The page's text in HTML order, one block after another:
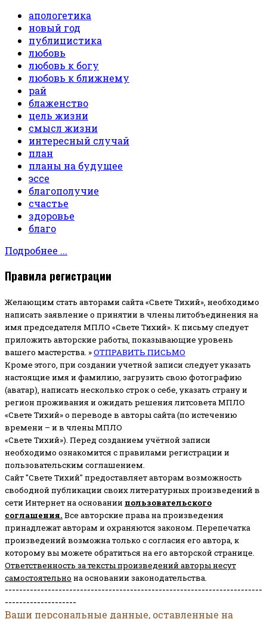
апологетика
новый год
публицистика
любовь
любовь к богу
любовь к ближнему
рай
блаженство
цель жизни
смысл жизни
интересный случай
план
планы на будущее
эссе
благополучие
счастье
здоровье
благо
Подробнее ...
Правила регистрации
Желающим стать авторами сайта «Свете Тихий», необходимо
написать заявление о принятии в члены литобъединения на
имя председателя МПЛО «Свете Тихий». К письму следует
приложить авторские работы, показывающие уровень
вашего мастерства. »ОТПРАВИТЬ ПИСЬМО
Кроме этого, при создании учетной записи следует указать
настоящие имя и фамилию, загрузить свою фотографию
(аватар), написать несколько строк о себе, указать страну и
регион проживания и ожидать решения литсовета МПЛО
«Свете Тихий» о переводе в авторы сайта (по истечению
времени – и в члены МПЛО
«Свете Тихий»). Перед созданием учётной записи
необходимо ознакомится с правилами регистрации и
пользовательским соглашением.
Сайт "Свете Тихий" предоставляет авторам возможность
свободной публикации своих литературных произведений в
сети Интернет на основании пользовательского
соглашения. Все авторские права на произведения
принадлежат авторам и охраняются законом. Перепечатка
произведений возможна только с согласия его автора, к
которому вы можете обратиться на его авторской странице.
Ответственность за тексты произведений авторы несут
самостоятельно на основании законодательства.
------------------------------------------------------------------------
--------------------
Ваши персональные данные, оставленные на